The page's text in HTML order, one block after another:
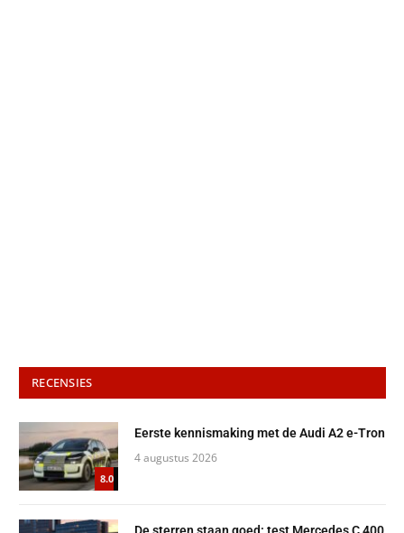
RECENSIES
8.0
Eerste kennismaking met de Audi A2 e-Tron
4 augustus 2026
De sterren staan goed: test Mercedes C 400